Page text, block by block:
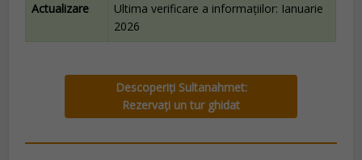
Actualizare
Ultima verificare a informațiilor: Ianuarie
2026
Descoperiți Sultanahmet:
Rezervați un tur ghidat